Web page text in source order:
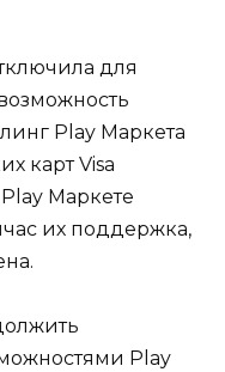
для
Play Маркета
карт Visa
Маркете
их поддержка,
Play